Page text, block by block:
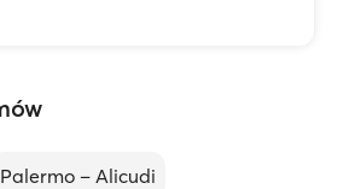
Palermo – Alicudi